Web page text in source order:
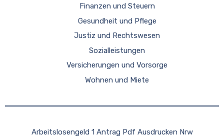
Finanzen und Steuern
Gesundheit und Pflege
Justiz und Rechtswesen
Sozialleistungen
Versicherungen und Vorsorge
Wohnen und Miete
Arbeitslosengeld 1 Antrag Pdf Ausdrucken Nrw